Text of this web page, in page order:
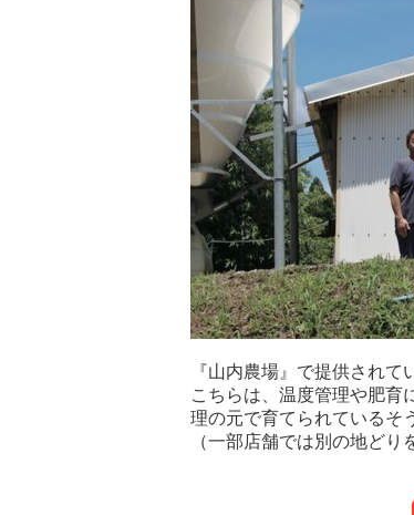
『山内農場』で提供されて
こちらは、温度管理や肥育
理の元で育てられているそ
（一部店舗では別の地どり